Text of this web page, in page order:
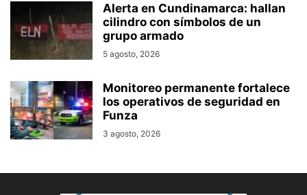
Alerta en Cundinamarca: hallan
cilindro con símbolos de un
grupo armado
5 agosto, 2026
Monitoreo permanente fortalece
los operativos de seguridad en
Funza
3 agosto, 2026